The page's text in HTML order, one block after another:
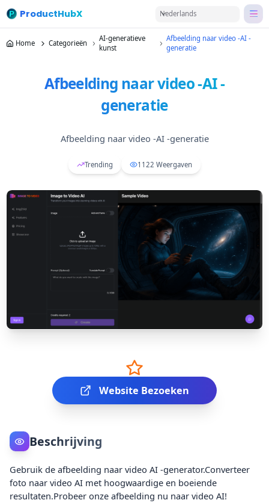
ProductHubX Nederlands
Home Categorieën
AI-generatieve
kunst
Afbeelding naar video -AI -
generatie
Afbeelding naar video -AI -
generatie
Afbeelding naar video -AI -generatie
Trending 1122 Weergaven
Website Bezoeken
Beschrijving
Gebruik de afbeelding naar video AI -generator.Converteer
foto naar video AI met hoogwaardige en boeiende
resultaten.Probeer onze afbeelding nu naar video AI!